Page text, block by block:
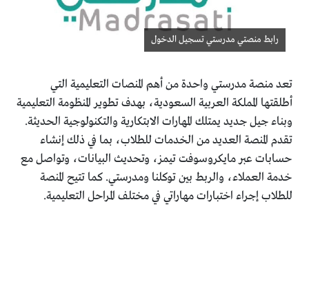
رابط منصتي مدرستي تسجيل الدخول
تعد منصة مدرستي واحدة من أهم المنصات التعليمية التي
أطلقتها المملكة العربية السعودية، بهدف تطوير المنظومة التعليمية
وبناء جيل جديد يمتلك المهارات الابتكارية والتكنولوجية الحديثة.
تقدم المنصة العديد من الخدمات للطلاب، بما في ذلك إنشاء
حسابات عبر مايكروسوفت تيمز، وتحديث البيانات، وتواصل مع
خدمة العملاء، والربط بين توكلنا ومدرستي. كما تتيح المنصة
للطلاب إجراء اختبارات مهاراتي في مختلف المراحل التعليمية.